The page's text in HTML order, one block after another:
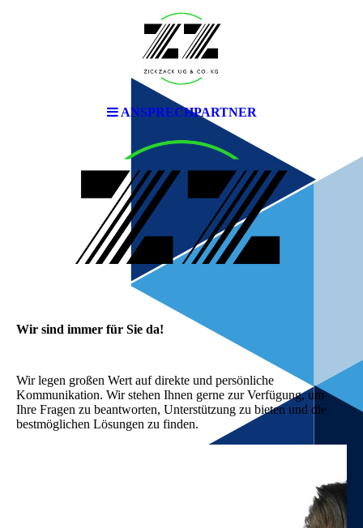
ANSPRECHPARTNER
Wir sind immer für Sie da!
Wir legen großen Wert auf direkte und persönliche
Kommunikation. Wir stehen Ihnen gerne zur Verfügung, um
Ihre Fragen zu beantworten, Unterstützung zu bieten und die
bestmöglichen Lösungen zu finden.